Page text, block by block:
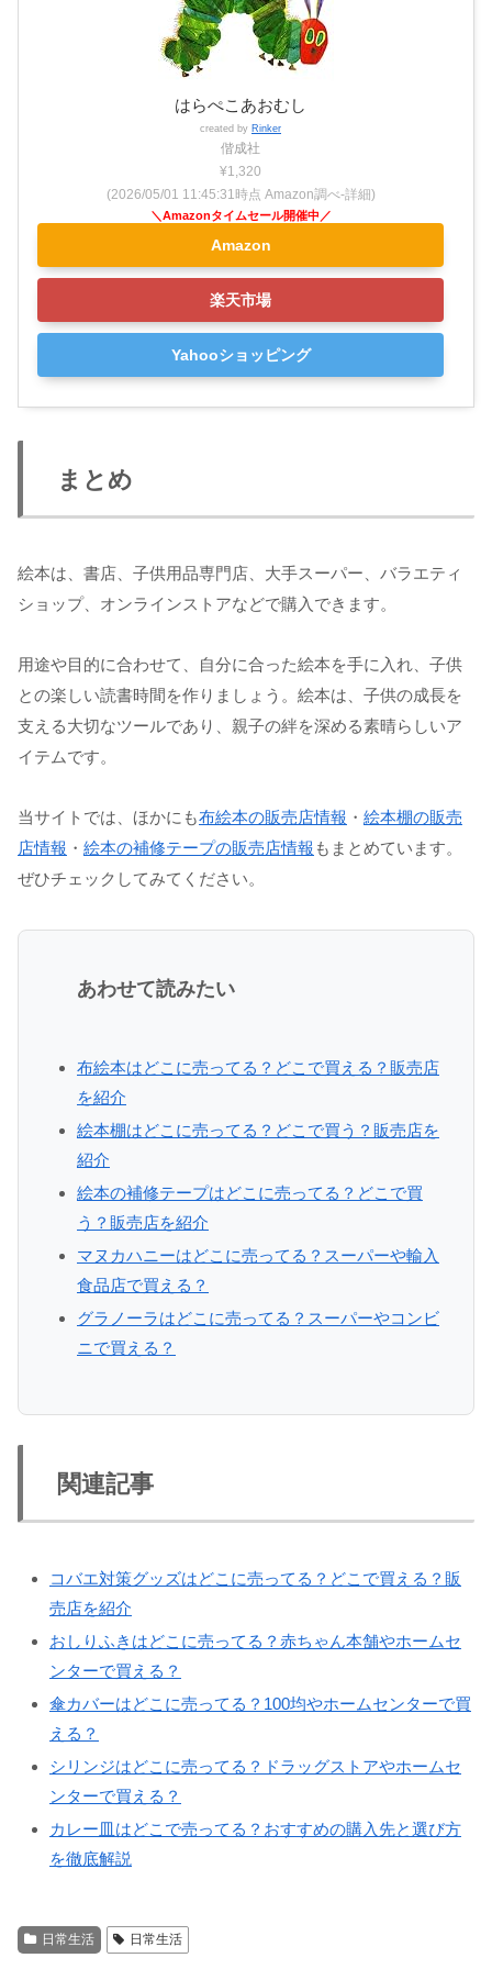
はらぺこあおむし
created by Rinker
偕成社
¥1,320
(2026/05/01 11:45:31時点 Amazon調べ-詳細)
Amazon
楽天市場
Yahooショッピング
まとめ
絵本は、書店、子供用品専門店、大手スーパー、バラエティ
ショップ、オンラインストアなどで購入できます。
用途や目的に合わせて、自分に合った絵本を手に入れ、子供
との楽しい読書時間を作りましょう。絵本は、子供の成長を
支える大切なツールであり、親子の絆を深める素晴らしいア
イテムです。
当サイトでは、ほかにも布絵本の販売店情報 ・ 絵本棚の販売
店情報 ・ 絵本の補修テープの販売店情報 もまとめています。
ぜひチェックしてみてください。
あわせて読みたい
布絵本はどこに売ってる？どこで買える？販売店
を紹介
絵本棚はどこに売ってる？どこで買う？販売店を
紹介
絵本の補修テープはどこに売ってる？どこで買
う？販売店を紹介
マヌカハニーはどこに売ってる？スーパーや輸入
食品店で買える？
グラノーラはどこに売ってる？スーパーやコンビ
ニで買える？
関連記事
コバエ対策グッズはどこに売ってる？どこで買える？販
売店を紹介
おしりふきはどこに売ってる？赤ちゃん本舗やホームセ
ンターで買える？
傘カバーはどこに売ってる？100均やホームセンターで買
える？
シリンジはどこに売ってる？ドラッグストアやホームセ
ンターで買える？
カレー皿はどこで売ってる？おすすめの購入先と選び方
を徹底解説
日常生活 日常生活